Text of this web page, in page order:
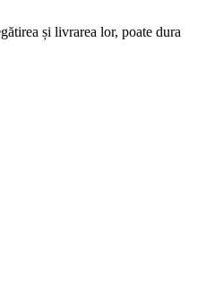
și livrarea lor, poate dura